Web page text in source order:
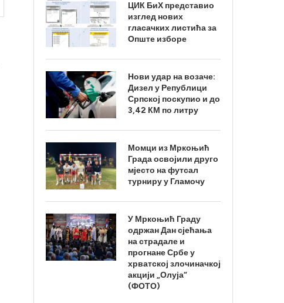
ЦИК БиХ представио
изглед нових
гласачких листића за
Опште изборе
Нови удар на возаче:
Дизел у Републици
Српској поскупио и до
3,42 КМ по литру
Момци из Мркоњић
Града освојили друго
мјесто на футсал
турниру у Гламочу
У Мркоњић Граду
одржан Дан сјећања
на страдале и
прогнане Србе у
хрватској злочиначкој
акцији „Олуја“
(ФОТО)